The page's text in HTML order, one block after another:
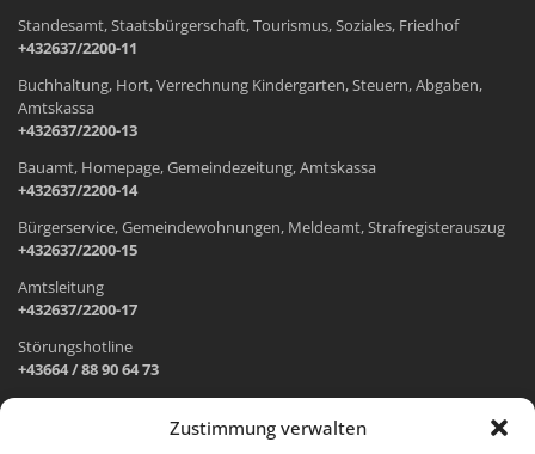
Zustimmung verwalten
Standesamt, Staatsbürgerschaft, Tourismus, Soziales, Friedhof
+432637/2200-11
Buchhaltung, Hort, Verrechnung Kindergarten, Steuern, Abgaben,
Amtskassa
+432637/2200-13
Bauamt, Homepage, Gemeindezeitung, Amtskassa
+432637/2200-14
Bürgerservice, Gemeindewohnungen, Meldeamt, Strafregisterauszug
+432637/2200-15
Amtsleitung
+432637/2200-17
Störungshotline
+43664 / 88 90 64 73